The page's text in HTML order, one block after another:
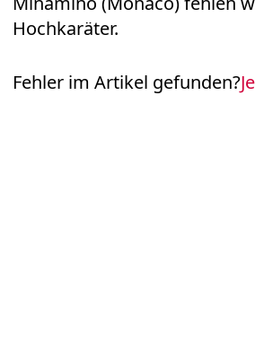
Hochkaräter.
Fehler im Artikel gefunden?